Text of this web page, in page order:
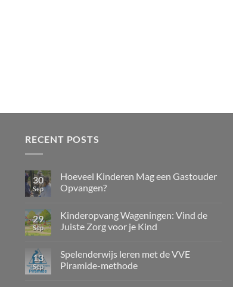
RECENT POSTS
30
Sep
Hoeveel Kinderen Mag een Gastouder
Opvangen?
29
Sep
Kinderopvang Wageningen: Vind de
Juiste Zorg voor je Kind
13
Sep
Spelenderwijs leren met de VVE
Piramide-methode
zorgzaam en creatief; de kinderen word
altijd bij daar dank u voor als